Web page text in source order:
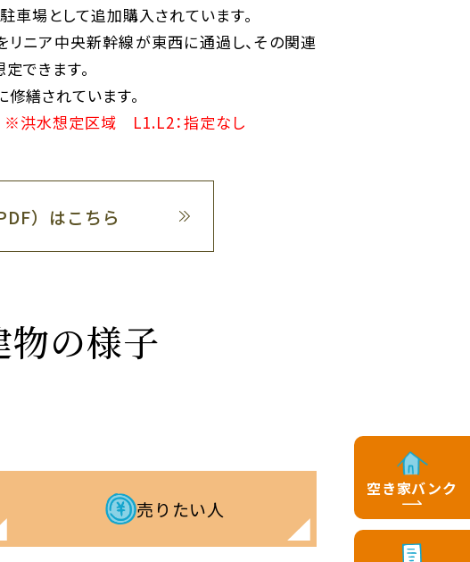
空き家バンク
車場として追加購入されています。
ニア中央新幹線が東西に通過し、その関連
できます。
繕されています。
水想定区域 L1.L2：指定なし
）はこちら
物の様子
売りたい人